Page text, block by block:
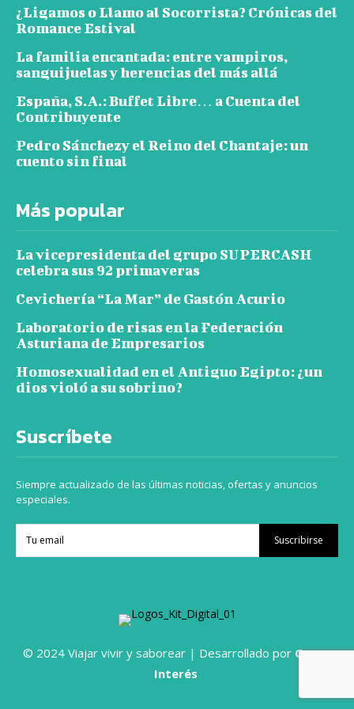
¿Ligamos o Llamo al Socorrista? Crónicas del
Romance Estival
La familia encantada: entre vampiros,
sanguijuelas y herencias del más allá
España, S.A.: Buffet Libre… a Cuenta del
Contribuyente
Pedro Sánchezy el Reino del Chantaje: un
cuento sin final
Más popular
La vicepresidenta del grupo SUPERCASH
celebra sus 92 primaveras
Cevichería “La Mar” de Gastón Acurio
Laboratorio de risas en la Federación
Asturiana de Empresarios
Homosexualidad en el Antiguo Egipto: ¿un
dios violó a su sobrino?
Suscríbete
Siempre actualizado de las últimas noticias, ofertas y anuncios
especiales.
Suscribirse
© 2024 Viajar vivir y saborear | Desarrollado por Grupo
Interés